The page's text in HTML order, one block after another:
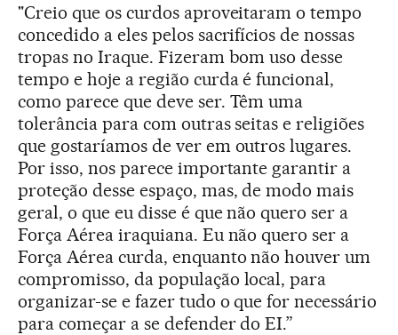
"Creio que os curdos aproveitaram o tempo
concedido a eles pelos sacrifícios de nossas
tropas no Iraque. Fizeram bom uso desse
tempo e hoje a região curda é funcional,
como parece que deve ser. Têm uma
tolerância para com outras seitas e religiões
que gostaríamos de ver em outros lugares.
Por isso, nos parece importante garantir a
proteção desse espaço, mas, de modo mais
geral, o que eu disse é que não quero ser a
Força Aérea iraquiana. Eu não quero ser a
Força Aérea curda, enquanto não houver um
compromisso, da população local, para
organizar-se e fazer tudo o que for necessário
para começar a se defender do EI.”